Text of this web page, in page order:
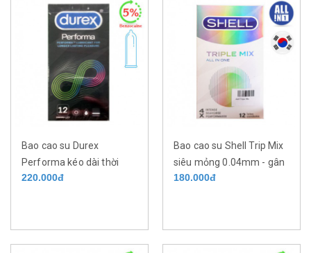
Bao cao su Durex
Performa kéo dài thời
gian quan hệ gel bôi trơn
220.000đ
Bao cao su Shell Trip Mix
siêu mỏng 0.04mm - gân
gai - kéo dài thời gian 9%
180.000đ